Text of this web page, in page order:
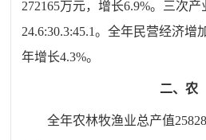
272165万元，增长6.9%。三次产
24.6:30.3:45.1。全年民营经济增
年增长4.3%。
二、农
全年农林牧渔业总产值